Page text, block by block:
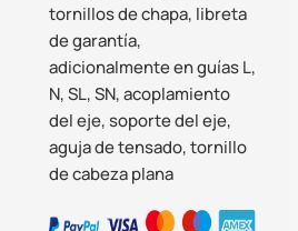
tornillos de chapa, libreta
de garantía,
adicionalmente en guías L,
N, SL, SN, acoplamiento
del eje, soporte del eje,
aguja de tensado, tornillo
de cabeza plana